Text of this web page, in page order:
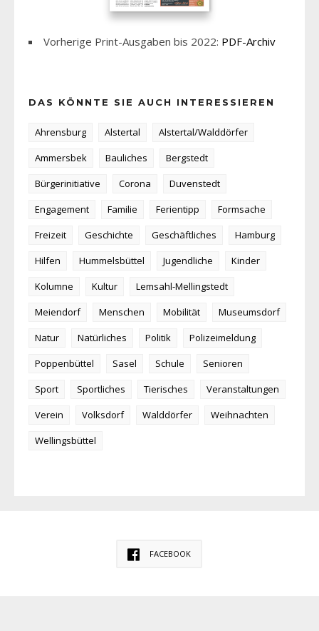
Vorherige Print-Ausgaben bis 2022: PDF-Archiv
DAS KÖNNTE SIE AUCH INTERESSIEREN
Ahrensburg Alstertal
Alstertal/Walddörfer
Ammersbek
Bauliches
Bergstedt
Bürgerinitiative
Corona
Duvenstedt
Engagement
Familie Ferientipp
Formsache
Freizeit
Geschichte Geschäftliches
Hamburg
Hilfen
Hummelsbüttel Jugendliche
Kinder
Kolumne
Kultur
Lemsahl-Mellingstedt
Meiendorf
Menschen Mobilität
Museumsdorf
Natur
Natürliches Politik
Polizeimeldung
Poppenbüttel
Sasel Schule
Senioren
Sport
Sportliches Tierisches
Veranstaltungen
Verein
Volksdorf Walddörfer
Weihnachten
Wellingsbüttel
FACEBOOK